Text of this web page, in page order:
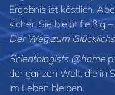
Ergebnis ist köstlich.
sicher. Sie bleibt fleißig
Der Weg zum
Scientologists @home
der ganzen Welt, die in
im Leben bleiben.